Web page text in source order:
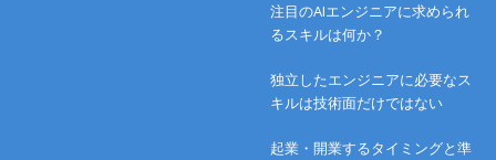
注目のAIエンジニアに求められ
るスキルは何か？
独立したエンジニアに必要なス
キルは技術面だけではない
起業・開業するタイミングと準